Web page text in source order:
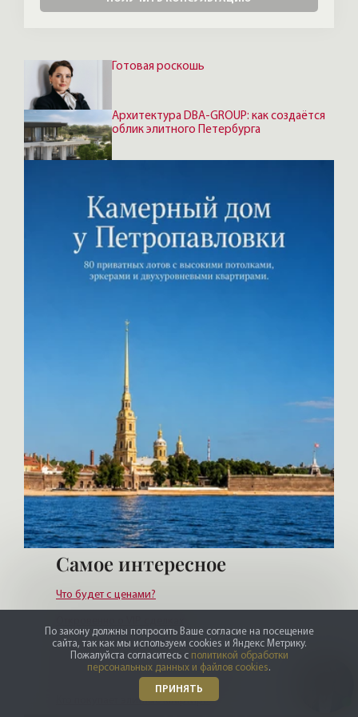
Самое интересное
Что будет с ценами?
Где живет элита Петербурга
Журнал про Элитную недвижимость
Кто покупает элитные квартиры
Готовая роскошь
Архитектура DBA-GROUP: как создаётся
облик элитного Петербурга
По закону должны попросить Ваше согласие на посещение
сайта, так как мы используем cookies и Яндекс Метрику.
Пожалуйста согласитесь с политикой обработки
персональных данных и файлов cookies.
ПРИНЯТЬ